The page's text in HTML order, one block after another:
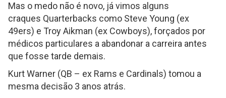
Mas o medo não é novo, já vimos alguns
craques Quarterbacks como Steve Young (ex
49ers) e Troy Aikman (ex Cowboys), forçados por
médicos particulares a abandonar a carreira antes
que fosse tarde demais.
Kurt Warner (QB – ex Rams e Cardinals) tomou a
mesma decisão 3 anos atrás.